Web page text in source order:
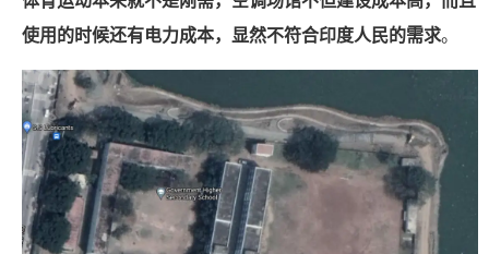
使用的时候还有电力成本，显然不符合印度人民的需求。